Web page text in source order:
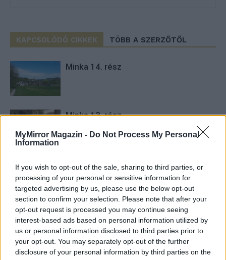
MyMirror Magazin - Do Not Process My Personal
Information
If you wish to opt-out of the sale, sharing to third parties, or
processing of your personal or sensitive information for
targeted advertising by us, please use the below opt-out
section to confirm your selection. Please note that after your
opt-out request is processed you may continue seeing
interest-based ads based on personal information utilized by
us or personal information disclosed to third parties prior to
your opt-out. You may separately opt-out of the further
disclosure of your personal information by third parties on the
KAPCSOLÓDÓ CIKKEK TÖBB A SZERZŐTŐL
Minka 14. rész
Minka 13. rész
Halál a Tresco-szigeten – A Josh
Clayton-ügy
HOZZÁSZÓLOK A CIKKHEZ